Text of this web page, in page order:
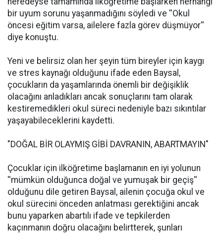
bir uyum sorunu yaşanmadığını söyledi ve ''Okul
öncesi eğitim varsa, ailelere fazla görev düşmüyor''
diye konuştu.
Yeni ve belirsiz olan her şeyin tüm bireyler için kaygı
ve stres kaynağı olduğunu ifade eden Baysal,
çocukların da yaşamlarında önemli bir değişiklik
olacağını anladıkları ancak sonuçlarını tam olarak
kestiremedikleri okul süreci nedeniyle bazı sıkıntılar
yaşayabileceklerini kaydetti.
"DOĞAL BİR OLAYMIŞ GİBİ DAVRANIN, ABARTMAYIN"
Çocuklar için ilköğretime başlamanın en iyi yolunun
''mümkün olduğunca doğal ve yumuşak bir geçiş''
olduğunu dile getiren Baysal, ailenin çocuğa okul ve
okul sürecini önceden anlatması gerektiğini ancak
bunu yaparken abartılı ifade ve tepkilerden
kaçınmanın doğru olacağını belirtterek, şunları